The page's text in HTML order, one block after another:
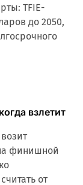
TFIE-
до 2050,
взлетит
финишной
от